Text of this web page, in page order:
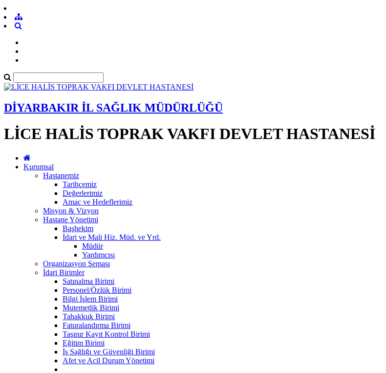
DİYARBAKIR İL SAĞLIK MÜDÜRLÜĞÜ
LİCE HALİS TOPRAK VAKFI DEVLET HASTANESİ
Kurumsal
Hastanemiz
Tarihçemiz
Değerlerimiz
Amaç ve Hedeflerimiz
Misyon & Vizyon
Hastane Yönetimi
Başhekim
İdari ve Mali Hiz. Müd. ve Yrd.
Müdür
Yardımcısı
Organizasyon Şeması
İdari Birimler
Satınalma Birimi
Personel/Özlük Birimi
Bilgi İşlem Birimi
Mutemetlik Birimi
Tahakkuk Birimi
Faturalandırma Birimi
Taşınır Kayıt Kontrol Birimi
Eğitim Birimi
İş Sağlığı ve Güvenliği Birimi
Afet ve Acil Durum Yönetimi